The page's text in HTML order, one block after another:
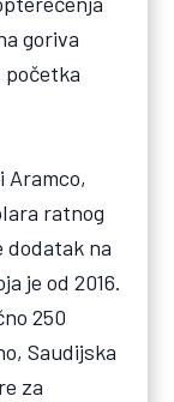
goriva
početka
Aramco,
ratnog
dodatak na
je od 2016.
250
Saudijska
za